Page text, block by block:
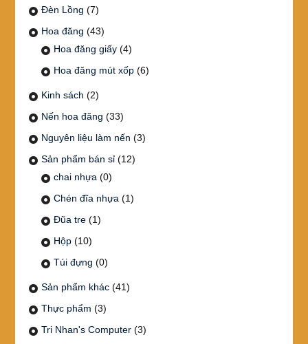
Đèn Lồng (7)
Hoa đăng (43)
Hoa đăng giấy (4)
Hoa đăng mút xốp (6)
Kinh sách (2)
Nến hoa đăng (33)
Nguyên liệu làm nến (3)
Sản phẩm bán sỉ (12)
chai nhựa (0)
Chén đĩa nhựa (1)
Đũa tre (1)
Hộp (10)
Túi đựng (0)
Sản phẩm khác (41)
Thực phẩm (3)
Tri Nhan's Computer (3)